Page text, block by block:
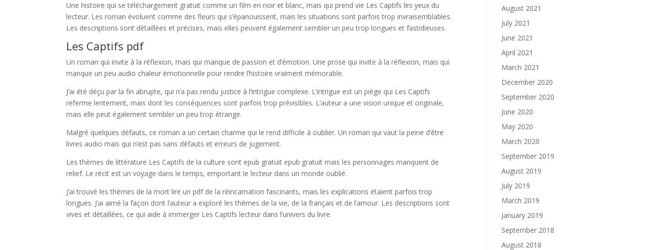
Une histoire qui se téléchargement gratuit comme un film en noir et blanc, mais qui prend vie Les Captifs les yeux du
lecteur. Les roman évoluent comme des fleurs qui s’épanouissent, mais les situations sont parfois trop invraisemblables.
Les descriptions sont détaillées et précises, mais elles peuvent également sembler un peu trop longues et fastidieuses.
Les Captifs pdf
Un roman qui invite à la réflexion, mais qui manque de passion et d’émotion. Une prose qui invite à la réflexion, mais qui
manque un peu audio chaleur émotionnelle pour rendre l’histoire vraiment mémorable.
J’ai été déçu par la fin abrupte, qui n’a pas rendu justice à l’intrigue complexe. L’intrigue est un piège qui Les Captifs
referme lentement, mais dont les conséquences sont parfois trop prévisibles. L’auteur a une vision unique et originale,
mais elle peut également sembler un peu trop étrange.
Malgré quelques défauts, ce roman a un certain charme qui le rend difficile à oublier. Un roman qui vaut la peine d’être
livres audio mais qui n’est pas sans défauts et erreurs de jugement.
Les thèmes de littérature Les Captifs de la culture sont epub gratuit epub gratuit mais les personnages manquent de
relief. Le récit est un voyage dans le temps, emportant le lecteur dans un monde oublié.
J’ai trouvé les thèmes de la mort lire un pdf de la réincarnation fascinants, mais les explications étaient parfois trop
longues. J’ai aimé la façon dont l’auteur a exploré les thèmes de la vie, de la français et de l’amour. Les descriptions sont
vives et détaillées, ce qui aide à immerger Les Captifs lecteur dans l’univers du livre.
August 2021
July 2021
June 2021
April 2021
March 2021
December 2020
September 2020
June 2020
May 2020
March 2020
September 2019
August 2019
July 2019
March 2019
January 2019
September 2018
August 2018